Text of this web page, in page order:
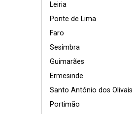
Leiria
Ponte de Lima
Faro
Sesimbra
Guimarães
Ermesinde
Santo António dos Olivais
Portimão